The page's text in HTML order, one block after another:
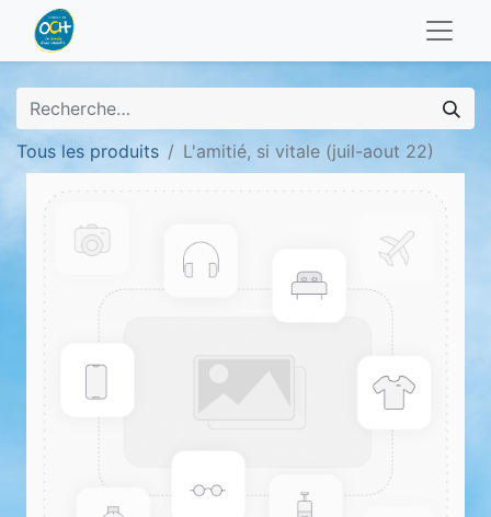
Tous les produits L'amitié, si vitale (juil-aout 22)